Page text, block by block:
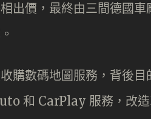
出價，最終由三間德國
購數碼地圖服務，背後
和 CarPlay 服務，改造